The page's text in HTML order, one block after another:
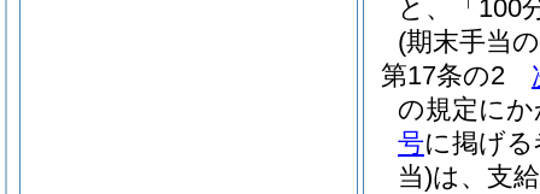
と、「100
(期末手当
第17条の2
の規定に
号に掲げ
当)は、支